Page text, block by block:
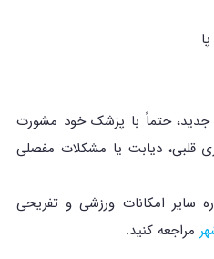
جدید، حتماً با پزشک خود مشورت
قلبی، دیابت یا مشکلات مفصلی
سایر امکانات ورزشی و تفریحی
مراجعه کنید.